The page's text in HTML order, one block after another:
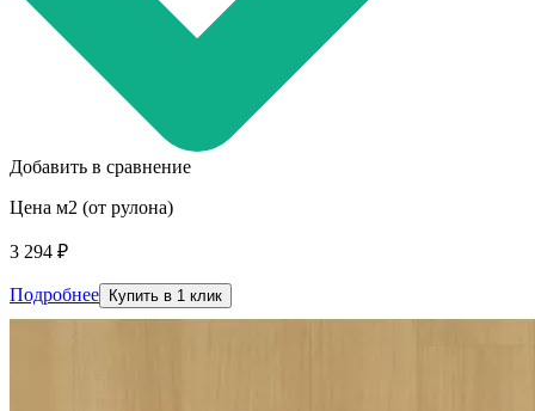
Добавить в сравнение
Цена м2 (от рулона)
3 294 ₽
Подробнее Купить в 1 клик